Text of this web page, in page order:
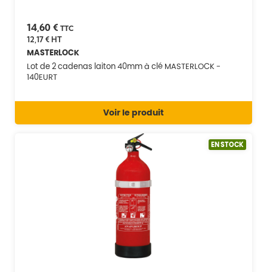
14,60 € TTC
12,17 €HT
MASTERLOCK
Lot de 2 cadenas laiton 40mm à clé MASTERLOCK -
140EURT
Voir le produit
EN STOCK